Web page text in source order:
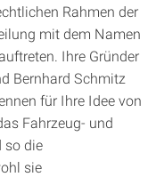
Rahmen der
mit dem Namen
Ihre Gründer
Bernhard Schmitz
für Ihre Idee von
Fahrzeug- und
so die
sie